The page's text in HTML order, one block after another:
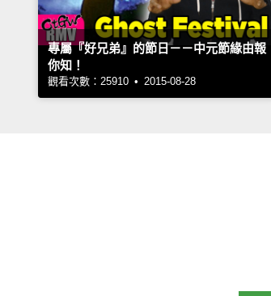
專屬『好兄弟』的節日－－中元節緣由報
你知！
觀看次數：25910 • 2015-08-28